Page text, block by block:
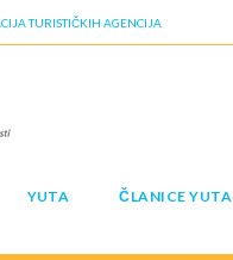
TURISTIČKIH AGENCIJA
YUTA ČLANICE YUTA